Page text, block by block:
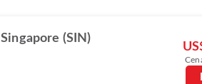
Singapore (SIN)